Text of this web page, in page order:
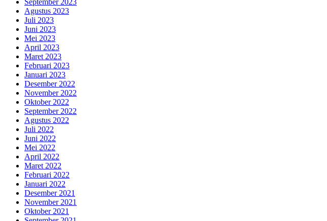
Agustus 2023
Juli 2023
Juni 2023
Mei 2023
April 2023
Maret 2023
Februari 2023
Januari 2023
Desember 2022
November 2022
Oktober 2022
September 2022
Agustus 2022
Juli 2022
Juni 2022
Mei 2022
April 2022
Maret 2022
Februari 2022
Januari 2022
Desember 2021
November 2021
Oktober 2021